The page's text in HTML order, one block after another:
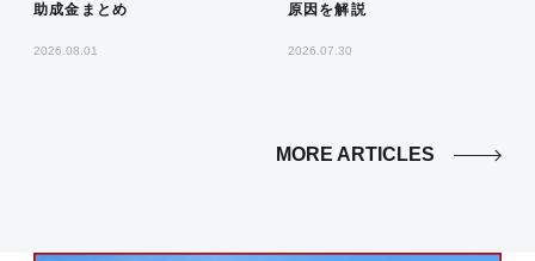
助成金まとめ
2026.08.01
原因を解説
2026.07.30
MORE ARTICLES